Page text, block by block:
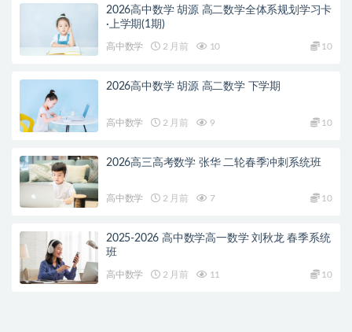
2026高中数学 胡源 高二数学全体系规划学习卡
·上学期(1期)
高中数学 2 月前 10 10
2026高中数学 胡源 高二数学 下学期
高中数学 2 月前 9 10
2026高三高考数学 张华 二轮春季冲刺系统班
高中数学 2 月前 7 10
2025-2026 高中数学高一数学 刘秋龙 春季系统
班
高中数学 2 月前 11 10